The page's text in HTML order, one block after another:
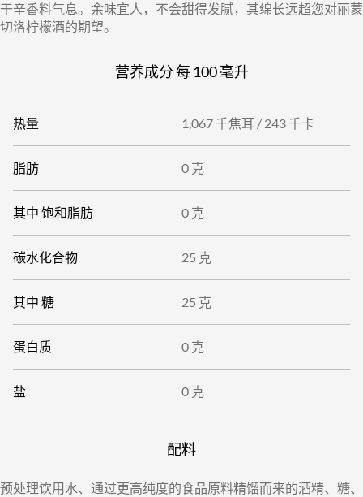
干辛香料气息。余味宜人，不会甜得发腻，其绵长远超您对丽蒙
切洛柠檬酒的期望。
营养成分 每 100 毫升
热量 1,067 千焦耳 / 243 千卡
脂肪 0 克
其中 饱和脂肪 0 克
碳水化合物 25 克
其中 糖 25 克
蛋白质 0 克
盐 0 克
配料
预处理饮用水、通过更高纯度的食品原料精馏而来的酒精、糖、